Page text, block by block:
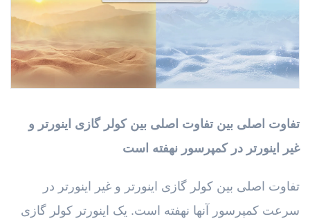
تفاوت اصلی بین تفاوت اصلی بین کولر گازی اینورتر و
غیر اینورتر در کمپرسور نهفته است
تفاوت اصلی بین کولر گازی اینورتر و غیر اینورتر در
سرعت کمپرسور آنها نهفته است. یک اینورتر کولر گازی